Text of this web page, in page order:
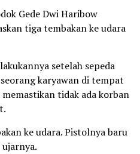
Gede Dwi Haribow
tiga tembakan ke udara
setelah sepeda
karyawan di tempat
tidak ada korban
ke udara. Pistolnya baru
ujarnya.